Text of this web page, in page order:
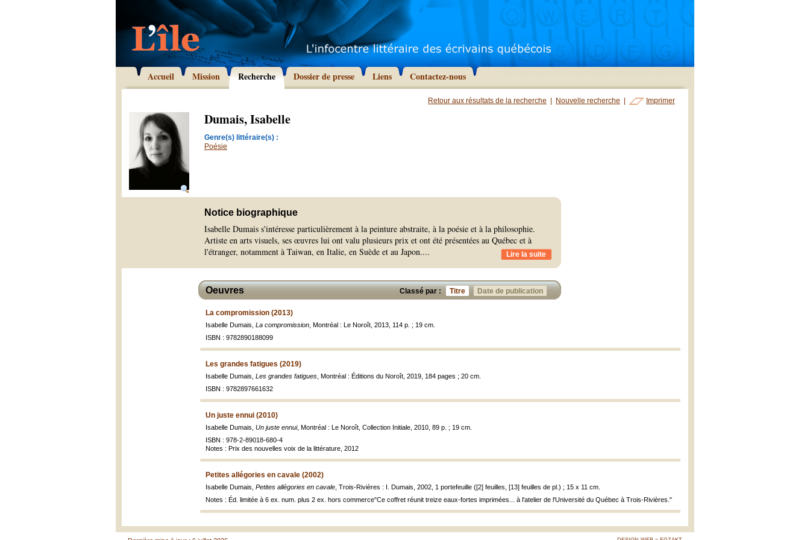
Accueil Mission Recherche Dossier de presse Liens Contactez-nous
Retour aux résultats de la recherche Nouvelle recherche Imprimer
Dumais, Isabelle
Genre(s) littéraire(s) :
Poésie
Notice biographique
Isabelle Dumais s'intéresse particulièrement à la peinture abstraite, à la poésie et à la philosophie.
Artiste en arts visuels, ses œuvres lui ont valu plusieurs prix et ont été présentées au Québec et à
l'étranger, notamment à Taiwan, en Italie, en Suède et au Japon.... Lire la suite
Classé par : Titre Date de publication
Oeuvres
La compromission (2013)
Isabelle Dumais, La compromission , Montréal : Le Noroît, 2013, 114 p. ; 19 cm.
ISBN : 9782890188099
Les grandes fatigues (2019)
Isabelle Dumais, Les grandes fatigues , Montréal : Éditions du Noroît, 2019, 184 pages ; 20 cm.
ISBN : 9782897661632
Un juste ennui (2010)
Isabelle Dumais, Un juste ennui, Montréal : Le Noroît, Collection Initiale, 2010, 89 p. ; 19 cm.
ISBN : 978-2-89018-680-4
Notes : Prix des nouvelles voix de la littérature, 2012
Petites allégories en cavale (2002)
Isabelle Dumais, Petites allégories en cavale , Trois-Rivières : I. Dumais, 2002, 1 portefeuille ([2] feuilles, [13] feuilles de pl.) ; 15 x 11 cm.
Notes : Éd. limitée à 6 ex. num. plus 2 ex. hors commerce"Ce coffret réunit treize eaux-fortes imprimées... à l'atelier de l'Université du Québec à Trois-Rivières."